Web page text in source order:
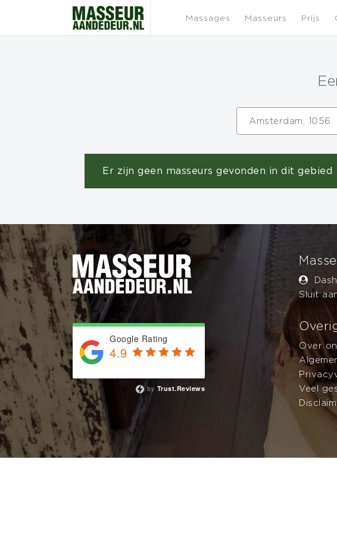
Massages Masseurs Prijs
Amsterdam, 1056
Er zijn geen masseurs gevonden in dit gebied
Google Rating
4.9
by Trust.Reviews
Sluit
Over
Veel